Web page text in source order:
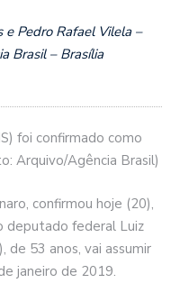
e Pedro Rafael Vilela –
Brasil – Brasília
foi confirmado como
Arquivo/Agência Brasil)
confirmou hoje (20),
deputado federal Luiz
de 53 anos, vai assumir
janeiro de 2019.